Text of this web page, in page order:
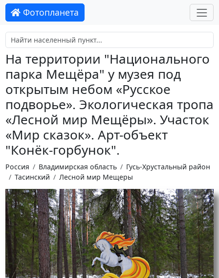
Фотопланета
На территории "Национального
парка Мещёра" у музея под
открытым небом «Русское
подворье». Экологическая тропа
«Лесной мир Мещёры». Участок
«Мир сказок». Арт-объект
"Конёк-горбунок".
Россия Владимирская область
Гусь-Хрустальный район
Тасинский
Лесной мир Мещеры